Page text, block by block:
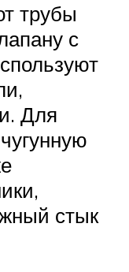
трубы
с
Для
стык